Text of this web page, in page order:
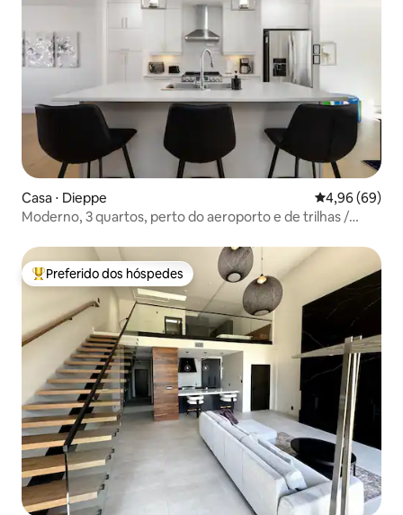
Casa ⋅ Dieppe 4,96 de uma
4,96 (69)
Moderno, 3 quartos, perto do aeroporto e de trilhas /
Entre os melhores preferidos dos hóspedes
Preferido dos hóspedes